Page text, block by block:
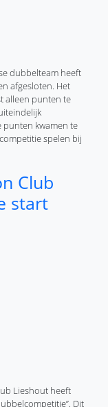
dubbelteam heeft
afgesloten. Het
alleen punten te
kwamen te
spelen bij
Club Lieshout alweer
Club
start
Lieshout heeft
Dit